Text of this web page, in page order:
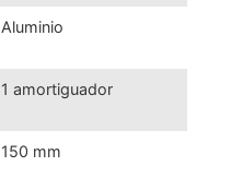
Aluminio
1 amortiguador
150 mm